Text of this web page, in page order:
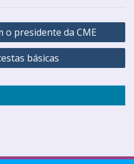
o presidente da CME
básicas